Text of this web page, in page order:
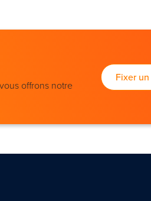
offrons notre
Fixer